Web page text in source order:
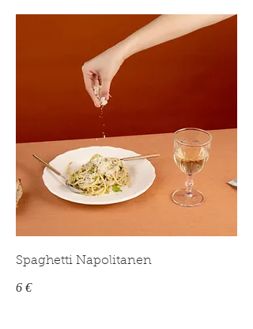
Spaghetti Napolitanen
6 €